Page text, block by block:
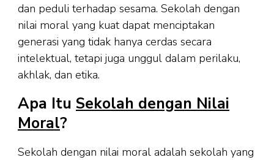
dan peduli terhadap sesama. Sekolah dengan
nilai moral yang kuat dapat menciptakan
generasi yang tidak hanya cerdas secara
intelektual, tetapi juga unggul dalam perilaku,
akhlak, dan etika.
Apa Itu Sekolah dengan Nilai
Moral?
Sekolah dengan nilai moral adalah sekolah yang